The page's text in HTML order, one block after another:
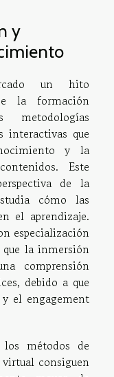
y
un hito
la formación
metodologías
interactivas que
y la
Este
de la
cómo las
el aprendizaje.
especialización
la inmersión
comprensión
debido a que
el engagement
los métodos de
consiguen